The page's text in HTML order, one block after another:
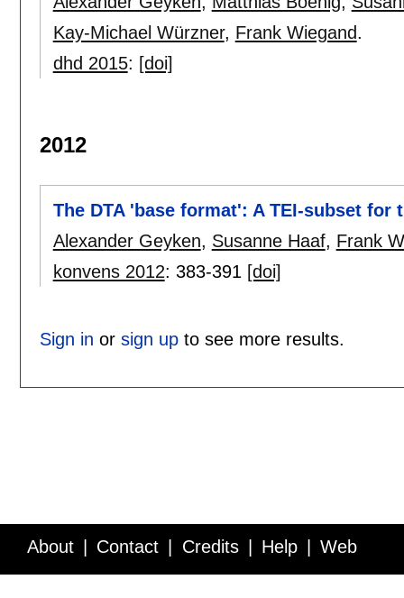
Kay-Michael Würzner, Frank Wiegand.
dhd 2015: [doi]
2012
The DTA 'base format': A TEI-subset
Alexander Geyken, Susanne Haaf, Frank
konvens 2012: 383-391 [doi]
Sign in or sign upto see more results.
About Contact Credits Help Web